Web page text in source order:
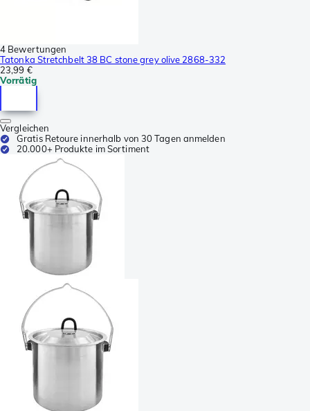
4 Bewertungen
Tatonka Stretchbelt 38 BC stone grey olive 2868-332
23,99 €
Vorrätig
Vergleichen
Gratis Retoure innerhalb von 30 Tagen anmelden
20.000+ Produkte im Sortiment